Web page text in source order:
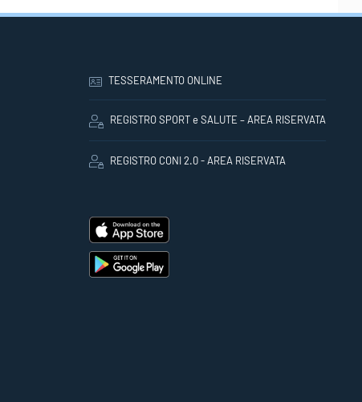
TESSERAMENTO ONLINE
REGISTRO SPORT e SALUTE – AREA RISERVATA
REGISTRO CONI 2.0 - AREA RISERVATA